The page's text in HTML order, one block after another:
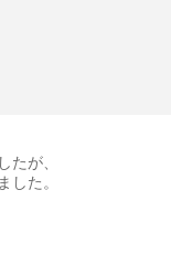
たが、
した。